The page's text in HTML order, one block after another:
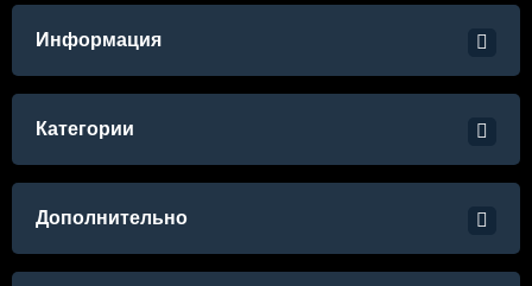
Информация
Категории
Дополнительно